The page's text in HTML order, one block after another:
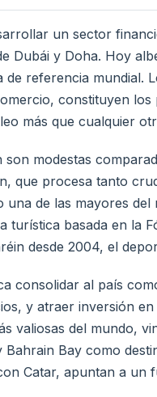
un sector
Dubái y Doha. Hoy
referencia mundial.
constituyen los
más que cualquier
modestas
que procesa tanto
de las mayores
turística basada en la
desde 2004, el
consolidar al país
y atraer inversión
valiosas del mundo,
Bay como
Catar, apuntan a un